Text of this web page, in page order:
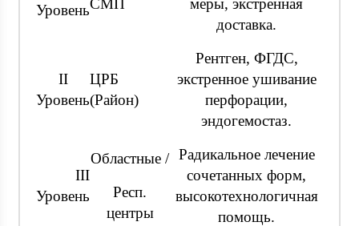
УровеньСМП
меры, экстренная
доставка.
II
Уровень
ЦРБ
(Район)
Рентген, ФГДС,
экстренное ушивание
перфорации,
эндогемостаз.
III
Уровень
Областные /
Респ.
центры
Радикальное лечение
сочетанных форм,
высокотехнологичная
помощь.